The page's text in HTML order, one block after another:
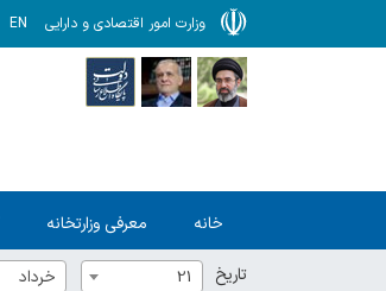
وزارت امور اقتصادی و دارایی EN
خانه معرفی وزارتخانه
تاریخ 21 خرداد